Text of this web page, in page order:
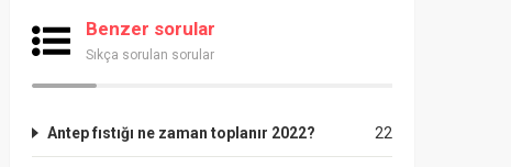
Benzer sorular
Sıkça sorulan sorular
22
Antep fıstığı ne zaman toplanır 2022?